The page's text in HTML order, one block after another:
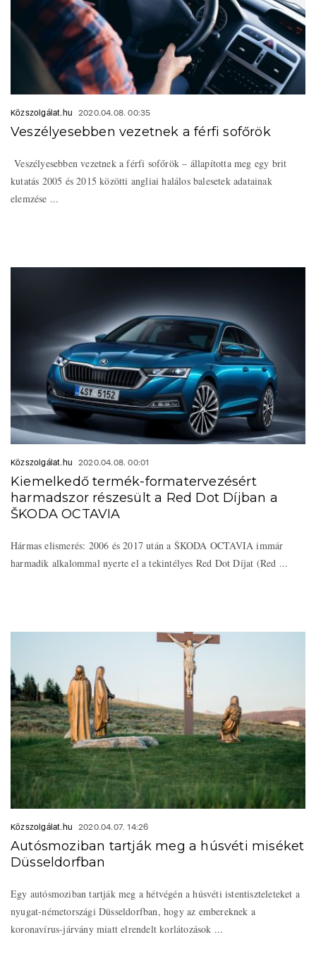
Közszolgálat.hu 2020.04.08. 00:35
Veszélyesebben vezetnek a férfi sofőrök
Veszélyesebben vezetnek a férfi sofőrök – állapította meg egy brit
kutatás 2005 és 2015 közötti angliai halálos balesetek adatainak
elemzése ...
Közszolgálat.hu 2020.04.08. 00:01
Kiemelkedő termék-formatervezésért
harmadszor részesült a Red Dot Díjban a
ŠKODA OCTAVIA
Hármas elismerés: 2006 és 2017 után a ŠKODA OCTAVIA immár
harmadik alkalommal nyerte el a tekintélyes Red Dot Díjat (Red ...
Közszolgálat.hu 2020.04.07. 14:26
Autósmoziban tartják meg a húsvéti miséket
Düsseldorfban
Egy autósmoziban tartják meg a hétvégén a húsvéti istentiszteleteket a
nyugat-németországi Düsseldorfban, hogy az embereknek a
koronavírus-járvány miatt elrendelt korlátozások ...